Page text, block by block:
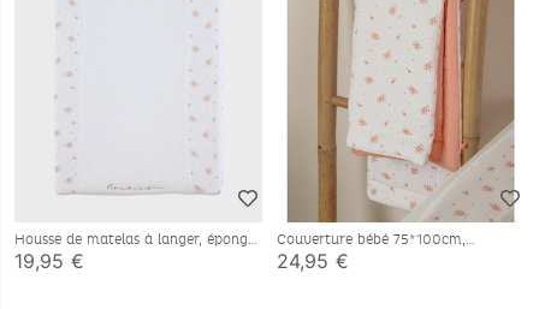
Housse de matelas à langer, éponge
épaisse
19,95 €
Couverture bébé 75*100cm,
mousseline de coton bio
24,95 €